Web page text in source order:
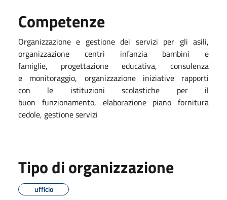
Competenze
Organizzazione e gestione dei servizi per gli asili,
organizzazione centri infanzia bambini e
famiglie, progettazione educativa, consulenza
e monitoraggio, organizzazione iniziative rapporti
con le istituzioni scolastiche per il
buon funzionamento, elaborazione piano fornitura
cedole, gestione servizi
Tipo di organizzazione
ufficio